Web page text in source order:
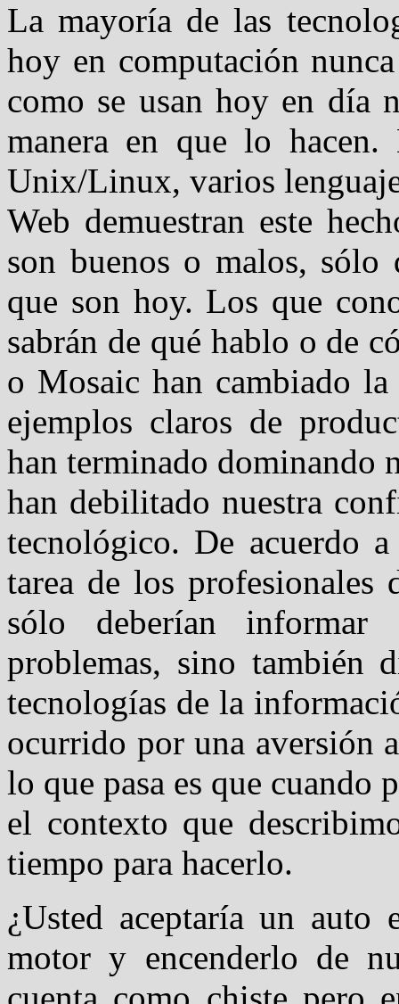
La mayoría de las
hoy en computación
como se usan hoy en día
manera en que lo
Unix/Linux, varios
Web demuestran este
son buenos o malos, sólo
que son hoy. Los que
sabrán de qué hablo o de
o Mosaic han cambiado
ejemplos claros de
han terminado dominando
han debilitado nuestra
tecnológico. De acuerdo
tarea de los profesionales
sólo deberían informar
problemas, sino también
tecnologías de la
ocurrido por una aversión
lo que pasa es que cuando
el contexto que
tiempo para hacerlo.
¿Usted aceptaría un
motor y encenderlo de